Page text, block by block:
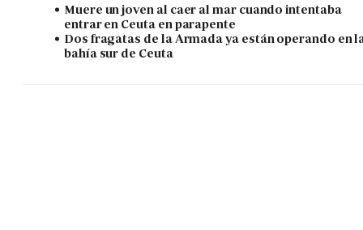
Muere un joven al caer al mar cuando intentaba
entrar en Ceuta en parapente
Dos fragatas de la Armada ya están operando en
bahía sur de Ceuta